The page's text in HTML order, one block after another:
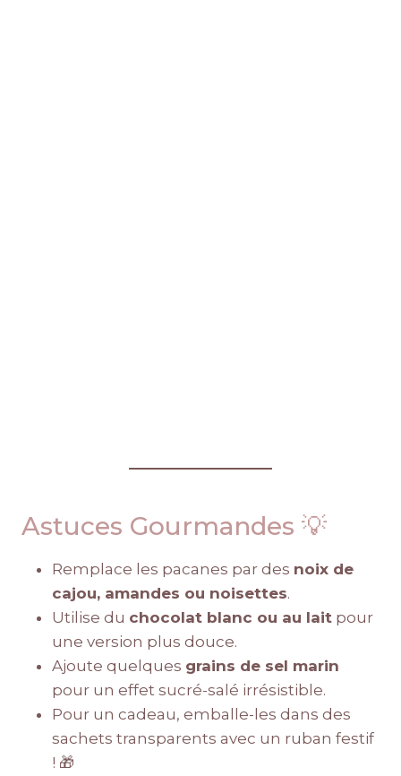
Astuces Gourmandes 💡
Remplace les pacanes par des noix de
cajou, amandes ou noisettes.
Utilise du chocolat blanc ou au lait pour
une version plus douce.
Ajoute quelques grains de sel marin
pour un effet sucré-salé irrésistible.
Pour un cadeau, emballe-les dans des
sachets transparents avec un ruban festif
! 🎁